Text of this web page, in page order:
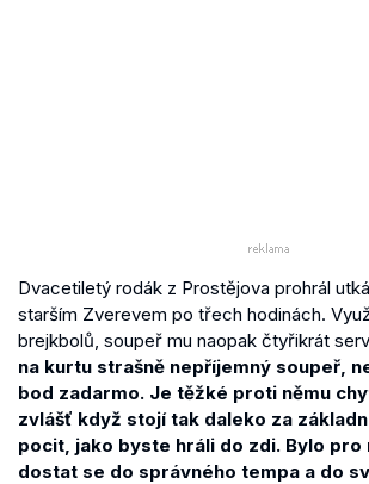
Dvacetiletý rodák z Prostějova prohrál
starším Zverevem po třech hodinách.
brejkbolů, soupeř mu naopak čtyřikrát
na kurtu strašně nepříjemný soupeř,
bod zadarmo. Je těžké proti němu
zvlášť když stojí tak daleko za
pocit, jako byste hráli do zdi. Bylo pro
dostat se do správného tempa a do